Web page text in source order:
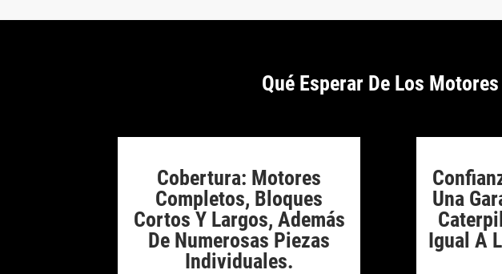
Qué Esperar De Los
Cobertura: Motores
Completos, Bloques
Cortos Y Largos, Además
De Numerosas Piezas
Individuales.
Una
Igual A